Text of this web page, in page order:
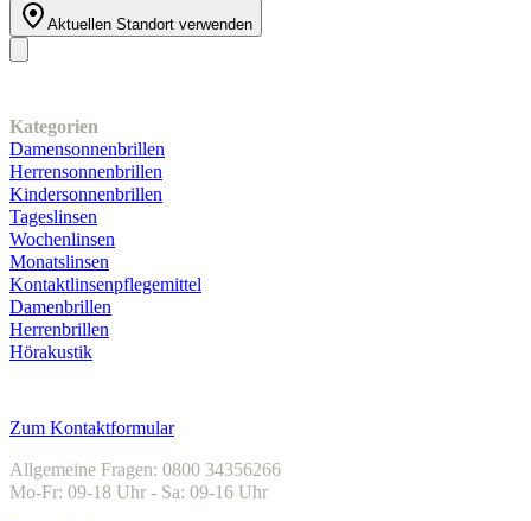
Aktuellen Standort verwenden
Kategorien
Damensonnenbrillen
Herrensonnenbrillen
Kindersonnenbrillen
Tageslinsen
Wochenlinsen
Monatslinsen
Kontaktlinsenpflegemittel
Damenbrillen
Herrenbrillen
Hörakustik
Zum Kontaktformular
Allgemeine Fragen: 0800 34356266
Mo-Fr: 09-18 Uhr - Sa: 09-16 Uhr